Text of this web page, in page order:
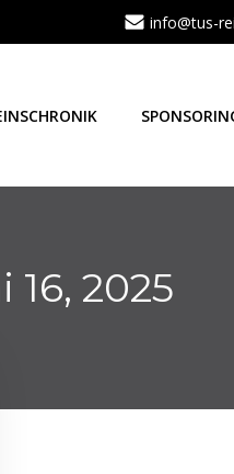
info@tus-
16, 2025